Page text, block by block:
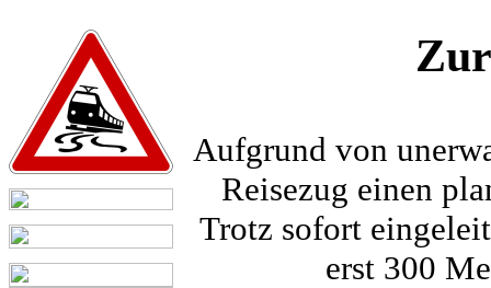
Aufgrund von
Reisezug einen
Trotz sofort
erst 300